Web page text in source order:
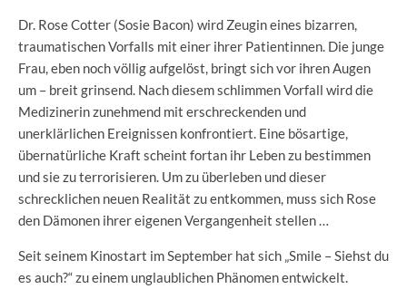
Dr. Rose Cotter (Sosie Bacon) wird Zeugin eines bizarren,
traumatischen Vorfalls mit einer ihrer Patientinnen. Die junge
Frau, eben noch völlig aufgelöst, bringt sich vor ihren Augen
um – breit grinsend. Nach diesem schlimmen Vorfall wird die
Medizinerin zunehmend mit erschreckenden und
unerklärlichen Ereignissen konfrontiert. Eine bösartige,
übernatürliche Kraft scheint fortan ihr Leben zu bestimmen
und sie zu terrorisieren. Um zu überleben und dieser
schrecklichen neuen Realität zu entkommen, muss sich Rose
den Dämonen ihrer eigenen Vergangenheit stellen …
Seit seinem Kinostart im September hat sich „Smile – Siehst du
es auch?“ zu einem unglaublichen Phänomen entwickelt.